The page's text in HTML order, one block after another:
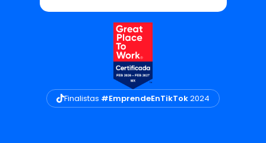
Finalistas #EmprendeEnTikTok2024